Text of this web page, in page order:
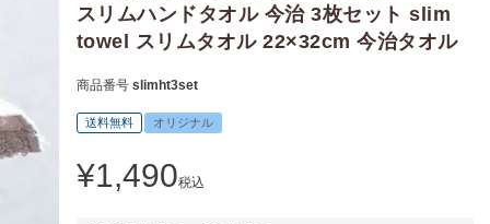
スリムハンドタオル 今治 3枚セット slim
towel スリムタオル 22×32cm 今治タオル
商品番号 slimht3set
送料無料 オリジナル
¥1,490税込